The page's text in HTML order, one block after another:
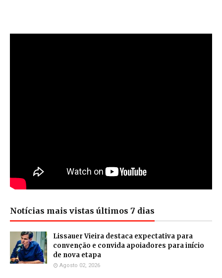
Notícias mais vistas últimos 7 dias
Lissauer Vieira destaca expectativa para
convenção e convida apoiadores para início
de nova etapa
Agosto 02, 2026